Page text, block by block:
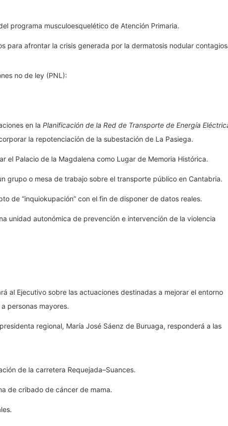
programa musculoesquelético de Atención Primaria.
para afrontar la crisis generada por la dermatosis nodular
no de ley (PNL):
en la Planificación de la Red de Transporte de Energía
la repotenciación de la subestación de La Pasiega.
el Palacio de la Magdalena como Lugar de Memoria Histórica.
grupo o mesa de trabajo sobre el transporte público en Cantabria.
de “inquiokupación” con el fin de disponer de datos reales.
unidad autonómica de prevención e intervención de la violencia
al Ejecutivo sobre las actuaciones destinadas a mejorar el entorno
personas mayores.
regional, María José Sáenz de Buruaga, responderá a las
de la carretera Requejada–Suances.
de cribado de cáncer de mama.